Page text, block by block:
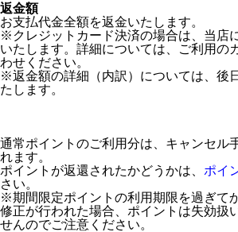
返金額
お支払代金全額を返金いたします。
※クレジットカード決済の場合は、当店
いたします。詳細については、ご利用の
わせください。
※返金額の詳細（内訳）については、後
たします。
通常ポイントのご利用分は、キャンセル
れます。
ポイントが返還されたかどうかは、 ポイ
さい。
※期間限定ポイントの利用期限を過ぎて
修正が行われた場合、ポイントは失効扱
せんのでご注意ください。